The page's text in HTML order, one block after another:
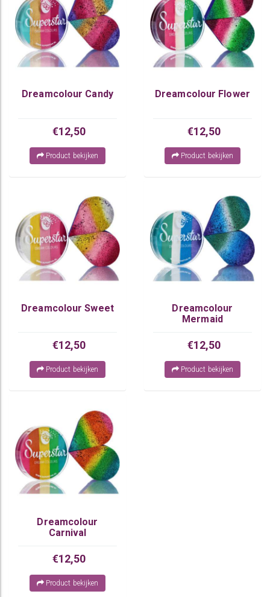
Dreamcolour Candy
€12,50
Product bekijken
Dreamcolour Flower
€12,50
Product bekijken
Dreamcolour Sweet
€12,50
Product bekijken
Dreamcolour
Mermaid
€12,50
Product bekijken
Dreamcolour
Carnival
€12,50
Product bekijken